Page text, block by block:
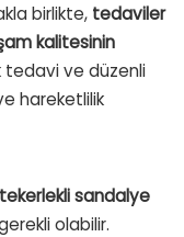
birlikte, tedaviler
kalitesinin
tedavi ve düzenli
hareketlilik
tekerlekli sandalye
olabilir.